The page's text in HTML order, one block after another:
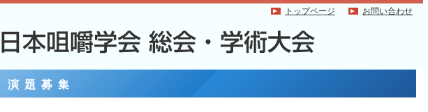
トップページ お問い合わせ
演題募集